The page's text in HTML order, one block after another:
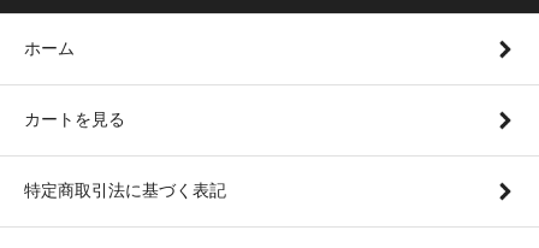
ホーム
カートを見る
特定商取引法に基づく表記